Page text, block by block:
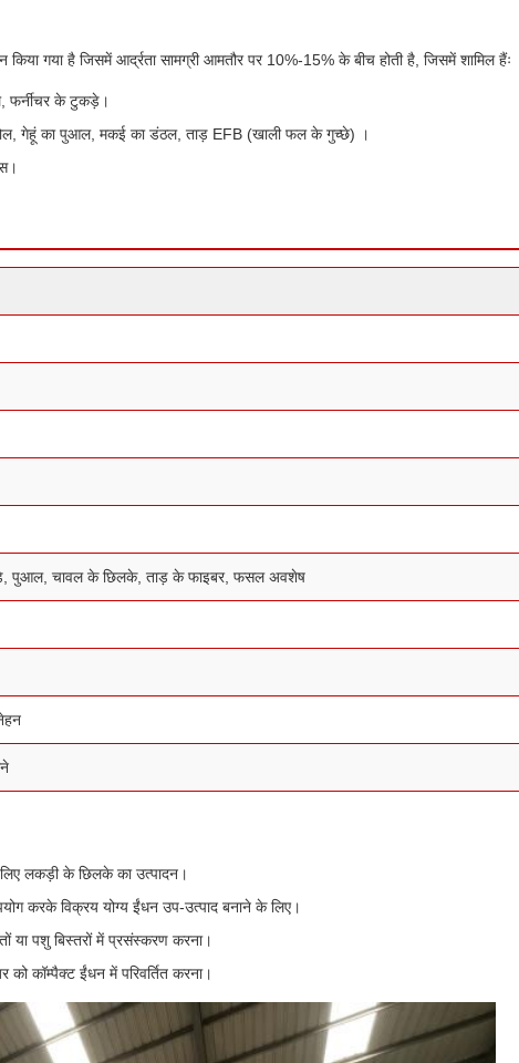
गया है जिसमें आर्द्रता सामग्री आमतौर पर 10%-15% के बीच होती है, जिसमें शामिल हैंः
फर्नीचर के टुकड़े।
गेहूं का पुआल, मकई का डंठल, ताड़ EFB (खाली फल के गुच्छे) ।
पुआल, चावल के छिलके, ताड़ के फाइबर, फसल अवशेष
लिए लकड़ी के छिलके का उत्पादन।
करके विक्रय योग्य ईंधन उप-उत्पाद बनाने के लिए।
या पशु बिस्तरों में प्रसंस्करण करना।
को कॉम्पैक्ट ईंधन में परिवर्तित करना।